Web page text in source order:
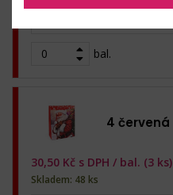
bal.
4 červená
30,50 Kč s DPH / bal. (3 ks)
Skladem: 48 ks